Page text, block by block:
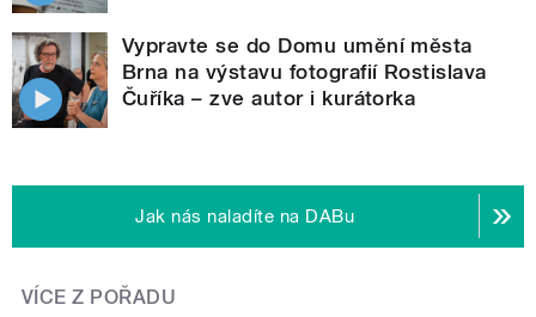
Vypravte se do Domu umění města
Brna na výstavu fotografií Rostislava
Čuříka – zve autor i kurátorka
Jak nás naladíte na DABu
VÍCE Z POŘADU